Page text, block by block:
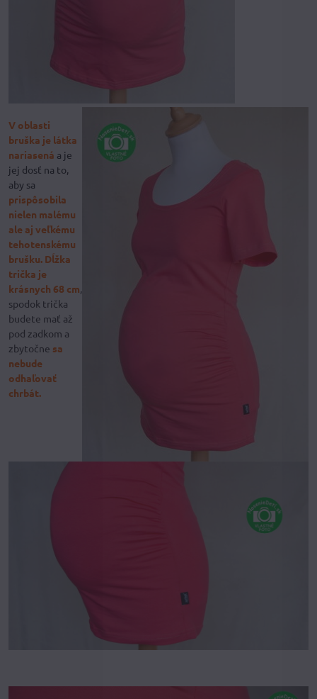
V oblasti
bruška je látka
nariasená a je
jej dosť na to,
aby sa
prispôsobila
nielen malému
ale aj veľkému
tehotenskému
brušku. Dĺžka
trička je
krásnych 68 cm,
spodok trička
budete mať až
pod zadkom a
zbytočne sa
nebude
odhaľovať
chrbát.